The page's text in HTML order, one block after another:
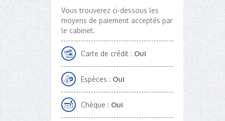
Vous trouverez ci-dessous les
moyens de paiement acceptés par
le cabinet.
Carte de crédit : Oui
Espèces : Oui
Chèque : Oui